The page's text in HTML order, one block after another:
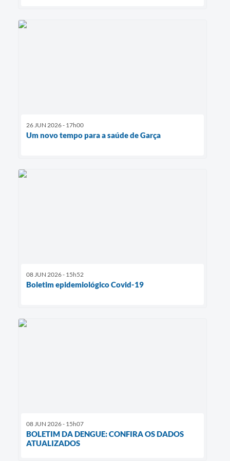
26 JUN 2026 - 17h00
Um novo tempo para a saúde de Garça
08 JUN 2026 - 15h52
Boletim epidemiológico Covid-19
08 JUN 2026 - 15h07
BOLETIM DA DENGUE: CONFIRA OS DADOS
ATUALIZADOS